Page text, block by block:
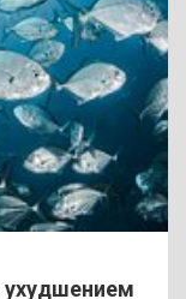
ухудшением